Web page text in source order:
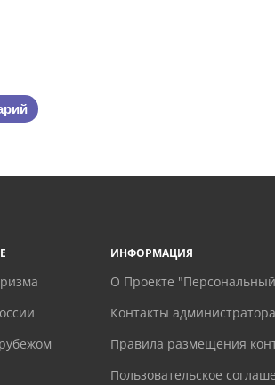
ИНФОРМАЦИЯ
О Проекте
Контакты администратора
Правила размещения
Пользовательское